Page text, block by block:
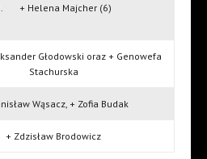
+ Helena Majcher (6)
Głodowski oraz + Genowefa
Stachurska
Wąsacz, + Zofia Budak
+ Zdzisław Brodowicz